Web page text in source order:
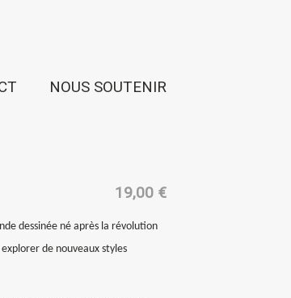
NOUS SOUTENIR
19,00 €
dessinée né après la révolution
de nouveaux styles